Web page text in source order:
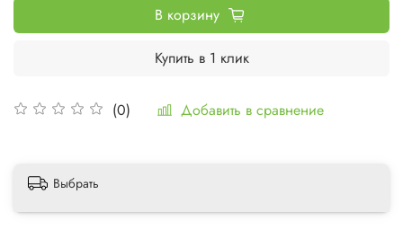
(0) Добавить в сравнение
В корзину
Купить в 1 клик
Выбрать